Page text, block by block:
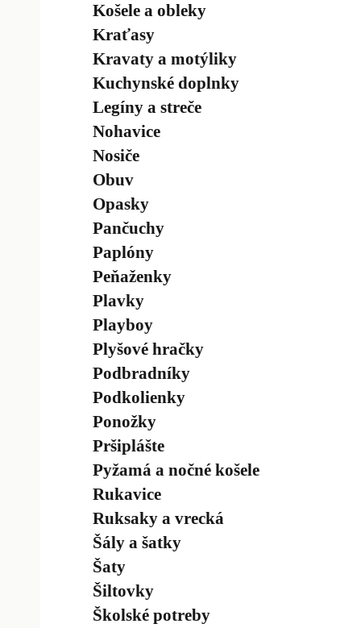
Košele a obleky
Kraťasy
Kravaty a motýliky
Kuchynské doplnky
Legíny a streče
Nohavice
Nosiče
Obuv
Opasky
Pančuchy
Paplóny
Peňaženky
Plavky
Playboy
Plyšové hračky
Podbradníky
Podkolienky
Ponožky
Pršiplášte
Pyžamá a nočné košele
Rukavice
Ruksaky a vrecká
Šály a šatky
Šaty
Šiltovky
Školské potreby